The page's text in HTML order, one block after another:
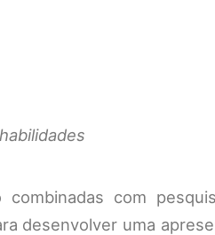
com
desenvolver uma